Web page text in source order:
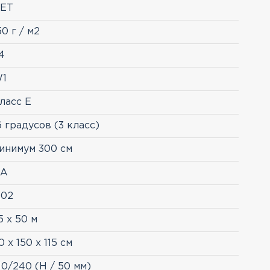
г / м2
E
градусов (3 класс)
300 см
х 50 м
x 150 x 115 см
240 (Н / 50 мм)